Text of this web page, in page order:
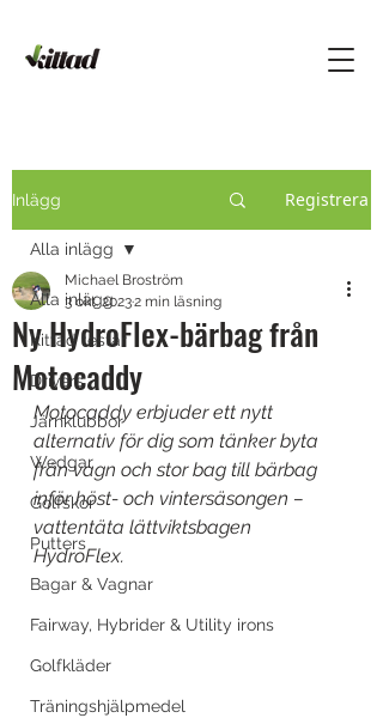
Inlägg Registrera
Alla inlägg
Kittad testar
Drivers
Järnklubbor
Wedgar
Golfskor
Putters
Bagar & Vagnar
Fairway, Hybrider & Utility irons
Golfkläder
Träningshjälpmedel
Alla inlägg
Ny HydroFlex-bärbag från
Motocaddy
Michael Broström
3 okt. 20232 min läsning
Motocaddy erbjuder ett nytt
alternativ för dig som tänker byta
från vagn och stor bag till bärbag
inför höst- och vintersäsongen –
vattentäta lättviktsbagen
HydroFlex.